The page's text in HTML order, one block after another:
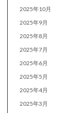
2025年10月
2025年9月
2025年8月
2025年7月
2025年6月
2025年5月
2025年4月
2025年3月